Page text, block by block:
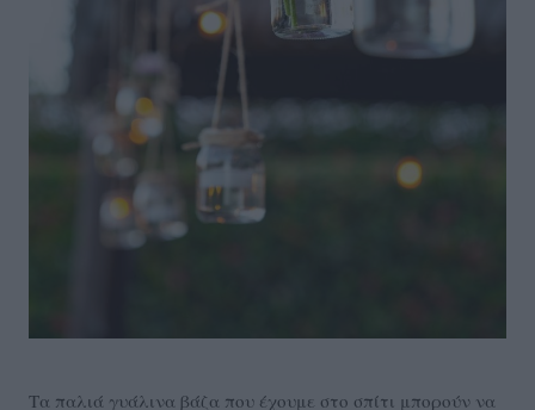
Τα παλιά γυάλινα βάζα που έχουμε στο σπίτι μπορούν να